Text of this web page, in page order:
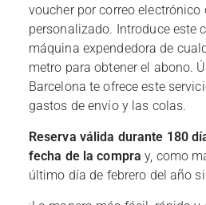
voucher por correo
personalizado. Introduce este
máquina expendedora de
metro para obtener el abono.
Barcelona te ofrece este
gastos de envío y las colas.
Reserva válida durante 180
fecha de la compray, como
último día de febrero del año